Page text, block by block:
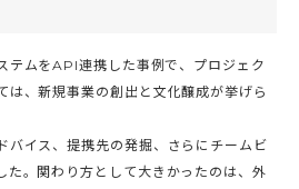
テムをAPI連携した事例で、プロジェク
は、新規事業の創出と文化醸成が挙げら
バイス、提携先の発掘、さらにチームビ
た。関わり方として大きかったのは、外